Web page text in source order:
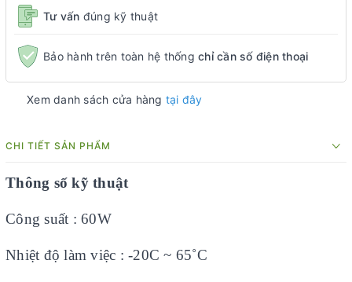
Tư vấn đúng kỹ thuật
Bảo hành trên toàn hệ thống chỉ cần số điện thoại
Xem danh sách cửa hàng tại đây
CHI TIẾT SẢN PHẨM
Thông số kỹ thuật
Công suất : 60W
Nhiệt độ làm việc : -20C ~ 65˚C